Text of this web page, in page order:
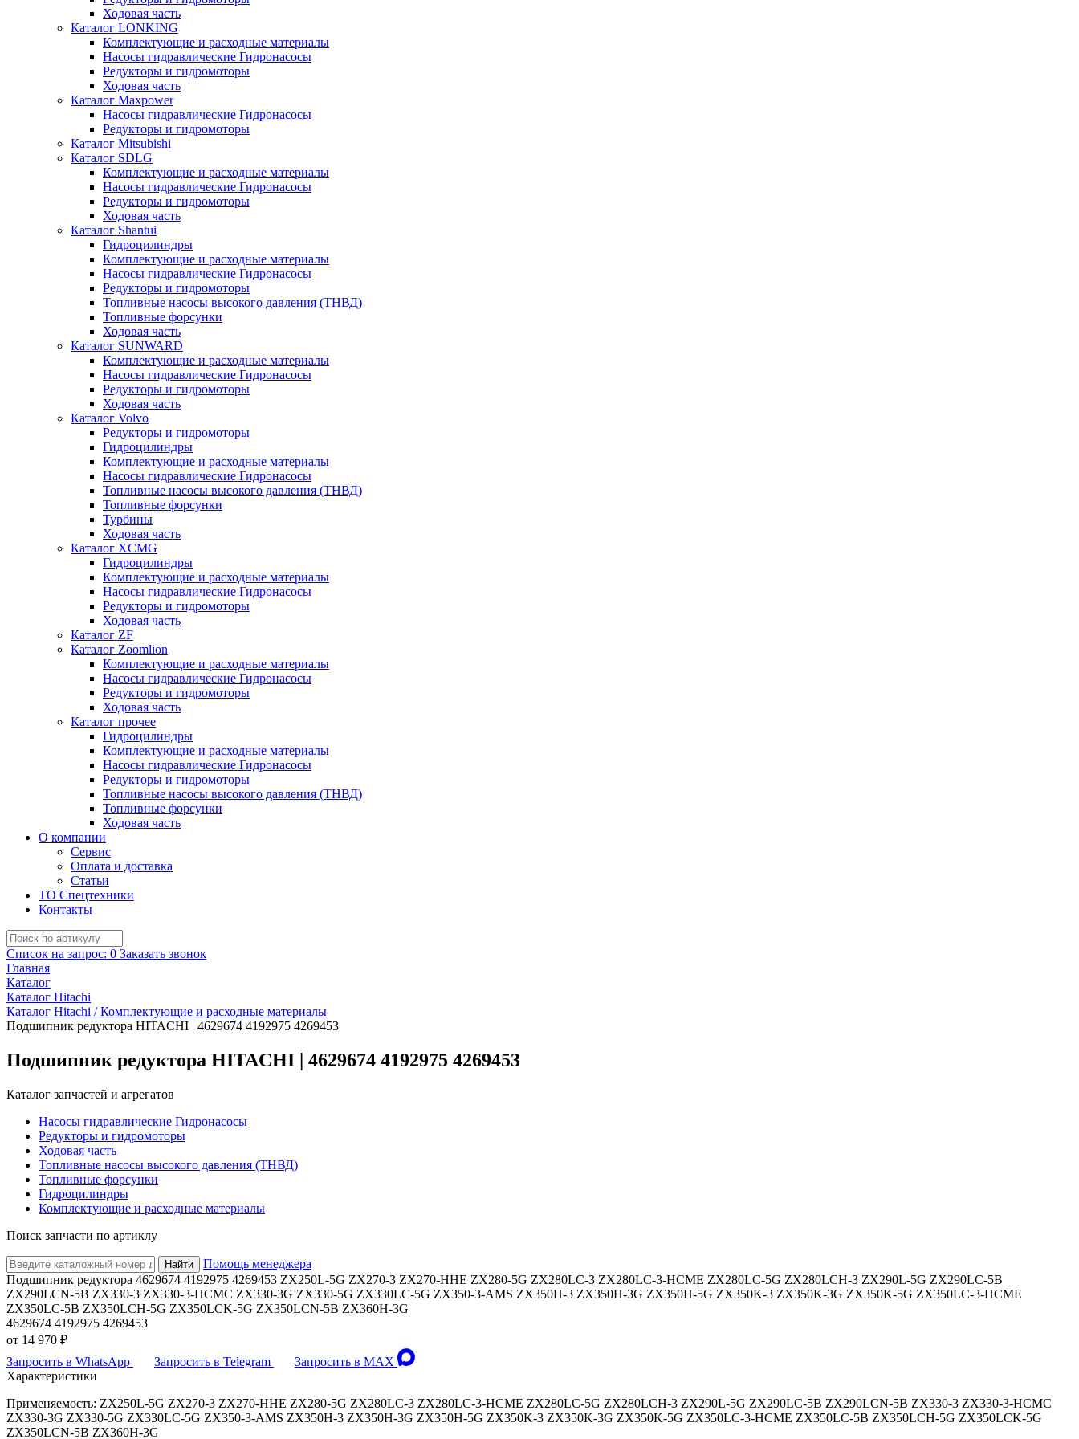
Ходовая часть
Каталог LONKING
Комплектующие и расходные материалы
Насосы гидравлические Гидронасосы
Редукторы и гидромоторы
Ходовая часть
Каталог Maxpower
Насосы гидравлические Гидронасосы
Редукторы и гидромоторы
Каталог Mitsubishi
Каталог SDLG
Комплектующие и расходные материалы
Насосы гидравлические Гидронасосы
Редукторы и гидромоторы
Ходовая часть
Каталог Shantui
Гидроцилиндры
Комплектующие и расходные материалы
Насосы гидравлические Гидронасосы
Редукторы и гидромоторы
Топливные насосы высокого давления (ТНВД)
Топливные форсунки
Ходовая часть
Каталог SUNWARD
Комплектующие и расходные материалы
Насосы гидравлические Гидронасосы
Редукторы и гидромоторы
Ходовая часть
Каталог Volvo
Редукторы и гидромоторы
Гидроцилиндры
Комплектующие и расходные материалы
Насосы гидравлические Гидронасосы
Топливные насосы высокого давления (ТНВД)
Топливные форсунки
Турбины
Ходовая часть
Каталог XCMG
Гидроцилиндры
Комплектующие и расходные материалы
Насосы гидравлические Гидронасосы
Редукторы и гидромоторы
Ходовая часть
Каталог ZF
Каталог Zoomlion
Комплектующие и расходные материалы
Насосы гидравлические Гидронасосы
Редукторы и гидромоторы
Ходовая часть
Каталог прочее
Гидроцилиндры
Комплектующие и расходные материалы
Насосы гидравлические Гидронасосы
Редукторы и гидромоторы
Топливные насосы высокого давления (ТНВД)
Топливные форсунки
Ходовая часть
О компании
Сервис
Оплата и доставка
Статьи
ТО Спецтехники
Контакты
Список на запрос: 0 Заказать звонок
Главная
Каталог
Каталог Hitachi
Каталог Hitachi / Комплектующие и расходные материалы
Подшипник редуктора HITACHI | 4629674 4192975 4269453
Подшипник редуктора HITACHI | 4629674 4192975 4269453
Каталог запчастей и агрегатов
Насосы гидравлические Гидронасосы
Редукторы и гидромоторы
Ходовая часть
Топливные насосы высокого давления (ТНВД)
Топливные форсунки
Гидроцилиндры
Комплектующие и расходные материалы
Поиск запчасти по артиклу
Найти
Помощь менеджера
Подшипник редуктора 4629674 4192975 4269453 ZX250L-5G ZX270-3 ZX270-HHE ZX280-5G ZX280LC-3 ZX280LC-3-HCME ZX280LC-5G ZX280LCH-3 ZX290L-5G ZX290LC-5B
ZX290LCN-5B ZX330-3 ZX330-3-HCMC ZX330-3G ZX330-5G ZX330LC-5G ZX350-3-AMS ZX350H-3 ZX350H-3G ZX350H-5G ZX350K-3 ZX350K-3G ZX350K-5G ZX350LC-3-HCME
ZX350LC-5B ZX350LCH-5G ZX350LCK-5G ZX350LCN-5B ZX360H-3G
4629674 4192975 4269453
от 14 970 ₽
Запросить в WhatsApp
Запросить в Telegram
Запросить в MAX
Характеристики
Применяемость: ZX250L-5G ZX270-3 ZX270-HHE ZX280-5G ZX280LC-3 ZX280LC-3-HCME ZX280LC-5G ZX280LCH-3 ZX290L-5G ZX290LC-5B ZX290LCN-5B ZX330-3 ZX330-3-HCMC
ZX330-3G ZX330-5G ZX330LC-5G ZX350-3-AMS ZX350H-3 ZX350H-3G ZX350H-5G ZX350K-3 ZX350K-3G ZX350K-5G ZX350LC-3-HCME ZX350LC-5B ZX350LCH-5G ZX350LCK-5G
ZX350LCN-5B ZX360H-3G